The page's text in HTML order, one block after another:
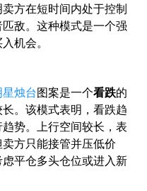
方在短时间内处于控制
敌。这种模式是一个强
机会。
烛台图案是一个看跌的
。该模式表明，看跌趋
势。上行空间较长，表
方只能接管并压低价
平仓多头仓位或进入新